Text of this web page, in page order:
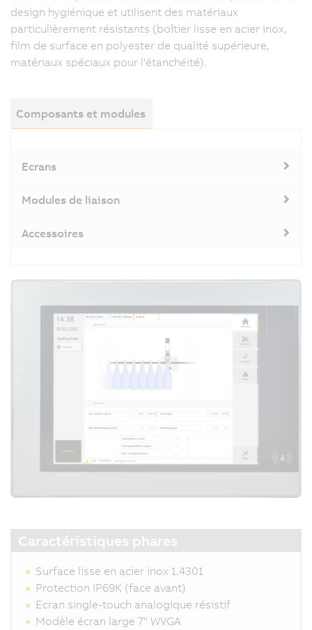
design hygiénique et utilisent des matériaux
particulièrement résistants (boîtier lisse en acier inox,
film de surface en polyester de qualité supérieure,
matériaux spéciaux pour l'étanchéité).
Composants et modules
Ecrans
Modules de liaison
Accessoires
Caractéristiques phares
Surface lisse en acier inox 1.4301
Protection IP69K (face avant)
Ecran single-touch analogique résistif
Modèle écran large 7" WVGA